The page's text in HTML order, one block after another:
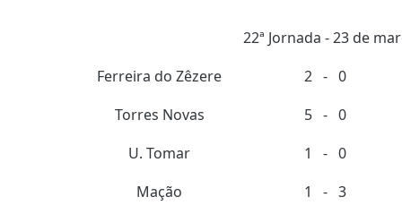
22ª Jornada - 23 de
Ferreira do Zêzere
2 - 0
Torres Novas
5 - 0
U. Tomar
1 - 0
Mação
1 - 3